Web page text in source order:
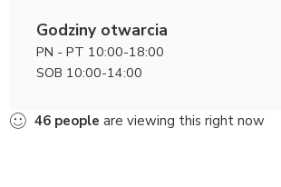
Godziny otwarcia
PN - PT 10:00-18:00
SOB 10:00-14:00
46 people are viewing this right now